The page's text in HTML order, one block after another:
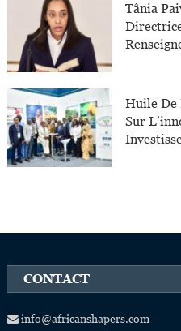
Tânia
Huile De
Sur
CONTACT
info@africanshapers.com